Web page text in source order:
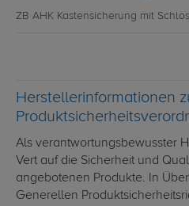
ZB AHK Kastensicherung mit
Herstellerinformationen
Als verantwortungsbewusster
Vert auf die Sicherheit und
angebotenen Produkte. In
Generellen